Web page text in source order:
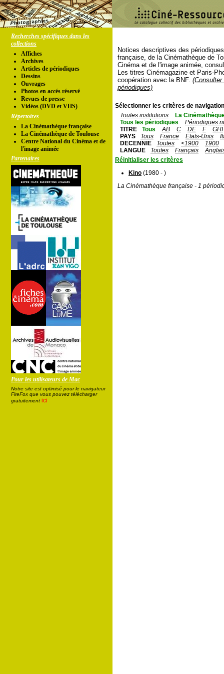
Recherches spécifiques dans les
collections
Affiches
Archives
Articles de périodiques
Dessins
Ouvrages
Photos en accés réservé
Revues de presse
Vidéos (DVD et VHS)
Répertoires
La Cinémathèque française
La Cinémathèque de Toulouse
Centre National du Cinéma et de
l'image animée
Partenaires
Pour les utilisateurs de Mac
Notre site est optimisé pour le navigateur
FireFox que vous pouvez télécharger
gratuitement ici
Notices descriptives des
française, de la Cinémathèque de
Cinéma et de l'image animée,
Les titres Cinémagazine et Paris-
coopération avec la BNF.
périodiques)
Sélectionner les critères de
Toutes institutions
La
Tous les périodiques
Périodiques
TITRE
Tous AB C DE F
GHI
PAYS
Tous France Etats-Unis
DECENNIE
Toutes <1900
1900
LANGUE
Toutes Français
Réinitialiser les critères
Kino (1980 - )
La Cinémathèque française - 1